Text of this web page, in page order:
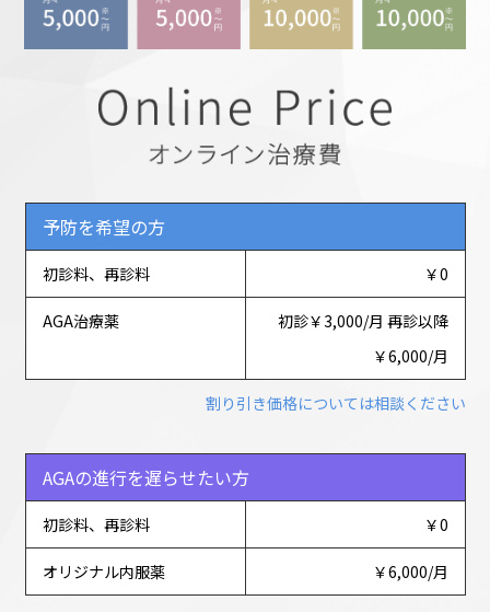
予防を希望の方
初診料、再診料 ￥0
AGA治療薬
初診￥3,000/月 再診以降
￥6,000/月
割り引き価格については相談ください
AGAの進行を遅らせたい方
初診料、再診料 ￥0
オリジナル内服薬 ￥6,000/月